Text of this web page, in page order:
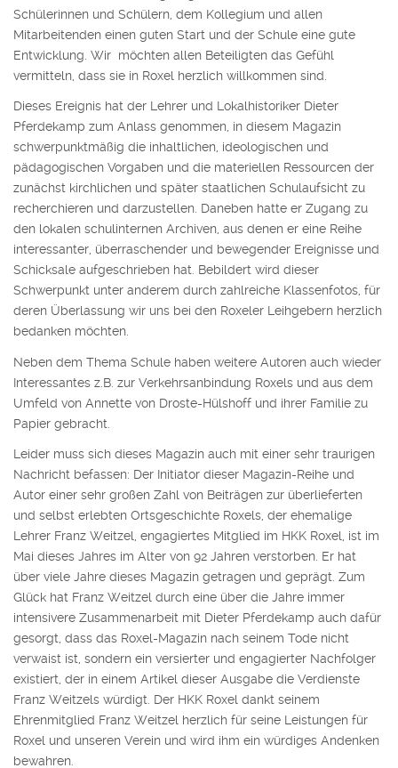
Schülerinnen und Schülern, dem Kollegium und allen
Mitarbeitenden einen guten Start und der Schule eine gute
Entwicklung. Wir möchten allen Beteiligten das Gefühl
vermitteln, dass sie in Roxel herzlich willkommen sind.
Dieses Ereignis hat der Lehrer und Lokalhistoriker Dieter
Pferdekamp zum Anlass genommen, in diesem Magazin
schwerpunktmäßig die inhaltlichen, ideologischen und
pädagogischen Vorgaben und die materiellen Ressourcen der
zunächst kirchlichen und später staatlichen Schulaufsicht zu
recherchieren und darzustellen. Daneben hatte er Zugang zu
den lokalen schulinternen Archiven, aus denen er eine Reihe
interessanter, überraschender und bewegender Ereignisse und
Schicksale aufgeschrieben hat. Bebildert wird dieser
Schwerpunkt unter anderem durch zahlreiche Klassenfotos, für
deren Überlassung wir uns bei den Roxeler Leihgebern herzlich
bedanken möchten.
Neben dem Thema Schule haben weitere Autoren auch wieder
Interessantes z.B. zur Verkehrsanbindung Roxels und aus dem
Umfeld von Annette von Droste-Hülshoff und ihrer Familie zu
Papier gebracht.
Leider muss sich dieses Magazin auch mit einer sehr traurigen
Nachricht befassen: Der Initiator dieser Magazin-Reihe und
Autor einer sehr großen Zahl von Beiträgen zur überlieferten
und selbst erlebten Ortsgeschichte Roxels, der ehemalige
Lehrer Franz Weitzel, engagiertes Mitglied im HKK Roxel, ist im
Mai dieses Jahres im Alter von 92 Jahren verstorben. Er hat
über viele Jahre dieses Magazin getragen und geprägt. Zum
Glück hat Franz Weitzel durch eine über die Jahre immer
intensivere Zusammenarbeit mit Dieter Pferdekamp auch dafür
gesorgt, dass das Roxel-Magazin nach seinem Tode nicht
verwaist ist, sondern ein versierter und engagierter Nachfolger
existiert, der in einem Artikel dieser Ausgabe die Verdienste
Franz Weitzels würdigt. Der HKK Roxel dankt seinem
Ehrenmitglied Franz Weitzel herzlich für seine Leistungen für
Roxel und unseren Verein und wird ihm ein würdiges Andenken
bewahren.